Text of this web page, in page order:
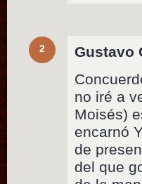
2 Gustavo
no iré a
Moisés)
encarnó
de
del que